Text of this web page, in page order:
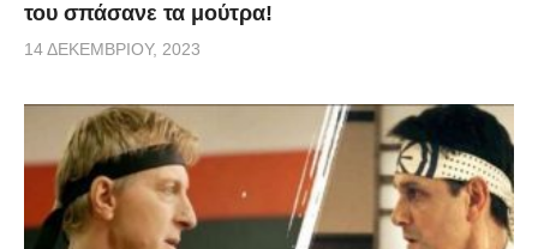
του σπάσανε τα μούτρα!
14 ΔΕΚΕΜΒΡΊΟΥ, 2023